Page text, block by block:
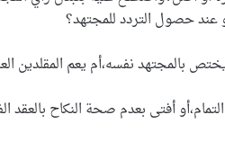
عند حصول التردد للمجتهد؟
نفسه،أم يعم المقلدين
أفتى بعدم صحة النكاح